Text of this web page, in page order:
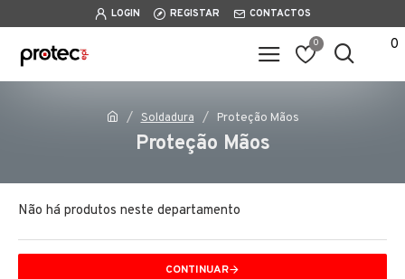
LOGIN REGISTAR CONTACTOS
0 0
Soldadura Proteção Mãos
Proteção Mãos
Não há produtos neste departamento
CONTINUAR